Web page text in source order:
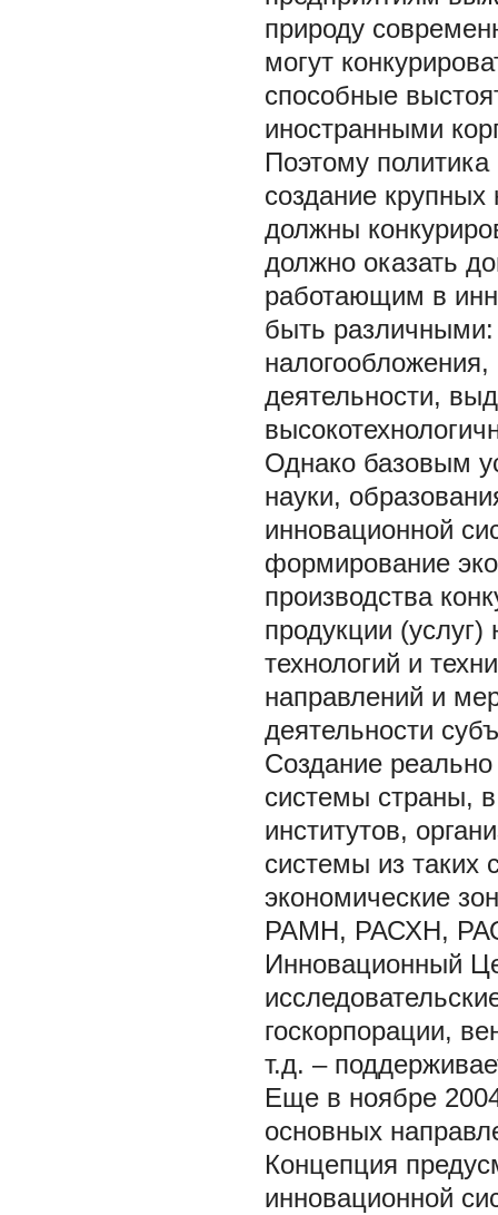
природу
могут
способные
иностранными
Поэтому
создание
должны
должно оказать
работающим в
быть различными:
деятельности,
Однако базовым
науки,
инновационной
формирование
производства
продукции
технологий и
направлений и
деятельности
Создание
системы страны,
институтов,
системы из таких
экономические
РАМН, РАСХН,
Инновационный
госкорпорации,
т.д. –
Еще в ноябре
основных
Концепция
инновационной